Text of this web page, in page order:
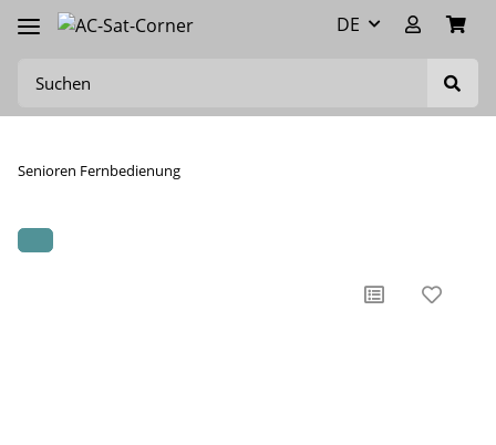
DE
Senioren Fernbedienung